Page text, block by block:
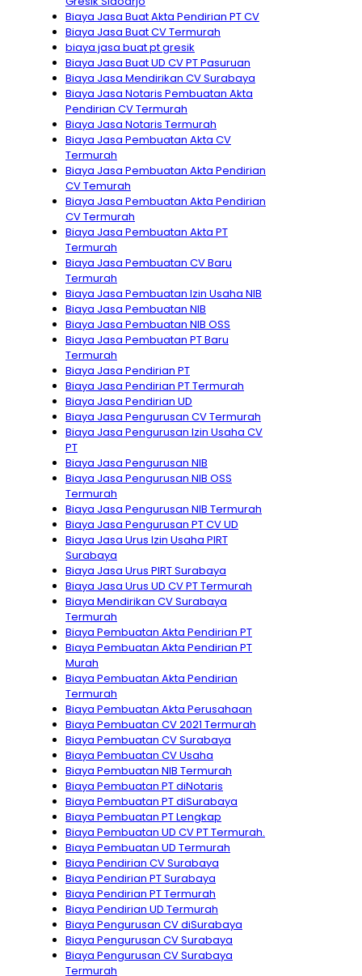
Biaya Jasa Buat Akta Pendirian PT CV
Biaya Jasa Buat CV Termurah
biaya jasa buat pt gresik
Biaya Jasa Buat UD CV PT Pasuruan
Biaya Jasa Mendirikan CV Surabaya
Biaya Jasa Notaris Pembuatan Akta
Pendirian CV Termurah
Biaya Jasa Notaris Termurah
Biaya Jasa Pembuatan Akta CV
Termurah
Biaya Jasa Pembuatan Akta Pendirian
CV Temurah
Biaya Jasa Pembuatan Akta Pendirian
CV Termurah
Biaya Jasa Pembuatan Akta PT
Termurah
Biaya Jasa Pembuatan CV Baru
Termurah
Biaya Jasa Pembuatan Izin Usaha NIB
Biaya Jasa Pembuatan NIB
Biaya Jasa Pembuatan NIB OSS
Biaya Jasa Pembuatan PT Baru
Termurah
Biaya Jasa Pendirian PT
Biaya Jasa Pendirian PT Termurah
Biaya Jasa Pendirian UD
Biaya Jasa Pengurusan CV Termurah
Biaya Jasa Pengurusan Izin Usaha CV
PT
Biaya Jasa Pengurusan NIB
Biaya Jasa Pengurusan NIB OSS
Termurah
Biaya Jasa Pengurusan NIB Termurah
Biaya Jasa Pengurusan PT CV UD
Biaya Jasa Urus Izin Usaha PIRT
Surabaya
Biaya Jasa Urus PIRT Surabaya
Biaya Jasa Urus UD CV PT Termurah
Biaya Mendirikan CV Surabaya
Termurah
Biaya Pembuatan Akta Pendirian PT
Biaya Pembuatan Akta Pendirian PT
Murah
Biaya Pembuatan Akta Pendirian
Termurah
Biaya Pembuatan Akta Perusahaan
Biaya Pembuatan CV 2021 Termurah
Biaya Pembuatan CV Surabaya
Biaya Pembuatan CV Usaha
Biaya Pembuatan NIB Termurah
Biaya Pembuatan PT diNotaris
Biaya Pembuatan PT diSurabaya
Biaya Pembuatan PT Lengkap
Biaya Pembuatan UD CV PT Termurah.
Biaya Pembuatan UD Termurah
Biaya Pendirian CV Surabaya
Biaya Pendirian PT Surabaya
Biaya Pendirian PT Termurah
Biaya Pendirian UD Termurah
Biaya Pengurusan CV diSurabaya
Biaya Pengurusan CV Surabaya
Biaya Pengurusan CV Surabaya
Termurah